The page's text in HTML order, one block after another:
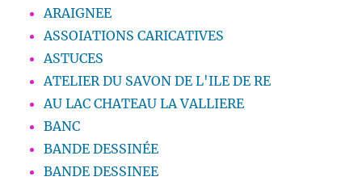
ARAIGNEE
ASSOIATIONS CARICATIVES
ASTUCES
ATELIER DU SAVON DE L'ILE DE RE
AU LAC CHATEAU LA VALLIERE
BANC
BANDE DESSINÉE
BANDE DESSINEE